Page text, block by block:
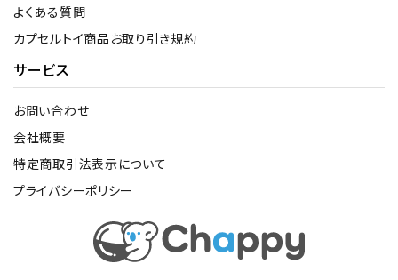
よくある質問
カプセルトイ商品お取り引き規約
サービス
お問い合わせ
会社概要
特定商取引法表示について
プライバシーポリシー